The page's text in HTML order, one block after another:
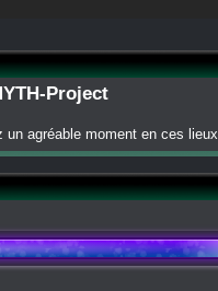
Project
agréable moment en ces lieux.